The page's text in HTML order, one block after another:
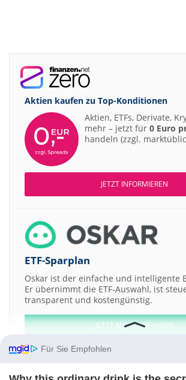
Aktien kaufen zu Top-Konditionen
Aktien, ETFs, Derivate,
mehr – jetzt für 0 Euro
handeln (zzgl.
JETZT INFORMIEREN
ETF-Sparplan
Oskar ist der einfache und intelligente
Er übernimmt die ETF-Auswahl, ist
transparent und kostengünstig.
JETZT MEHR ERFAHREN
Für Sie Empfohlen